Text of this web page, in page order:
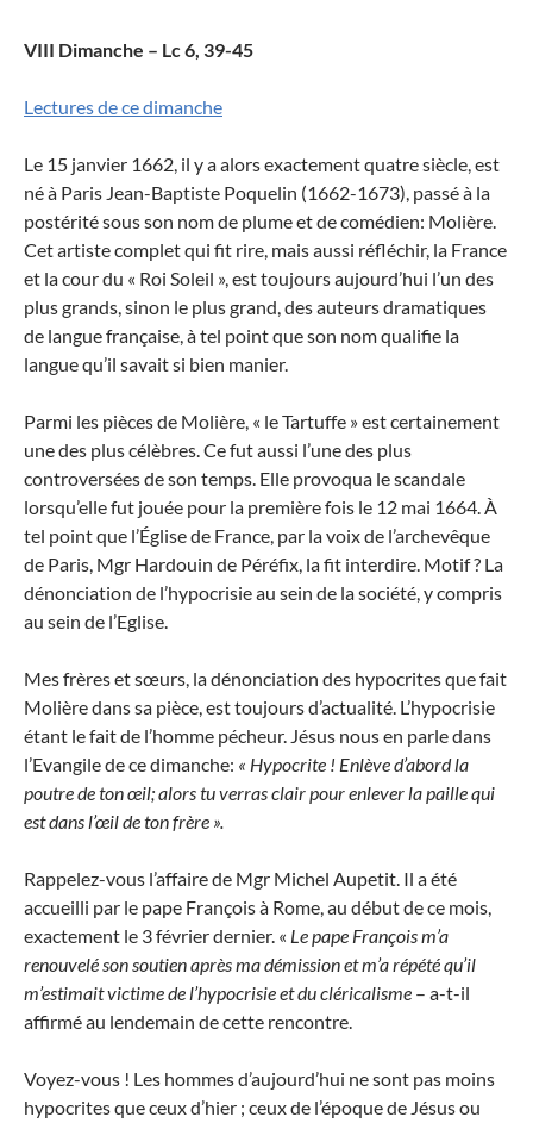
VIII Dimanche – Lc 6, 39-45
Lectures de ce dimanche
Le 15 janvier 1662, il y a alors exactement quatre siècle, est
né à Paris Jean-Baptiste Poquelin (1662-1673), passé à la
postérité sous son nom de plume et de comédien: Molière.
Cet artiste complet qui fit rire, mais aussi réfléchir, la France
et la cour du « Roi Soleil », est toujours aujourd’hui l’un des
plus grands, sinon le plus grand, des auteurs dramatiques
de langue française, à tel point que son nom qualifie la
langue qu’il savait si bien manier.
Parmi les pièces de Molière, « le Tartuffe » est certainement
une des plus célèbres. Ce fut aussi l’une des plus
controversées de son temps. Elle provoqua le scandale
lorsqu’elle fut jouée pour la première fois le 12 mai 1664. À
tel point que l’Église de France, par la voix de l’archevêque
de Paris, Mgr Hardouin de Péréfix, la fit interdire. Motif ? La
dénonciation de l’hypocrisie au sein de la société, y compris
au sein de l’Eglise.
Mes frères et sœurs, la dénonciation des hypocrites que fait
Molière dans sa pièce, est toujours d’actualité. L’hypocrisie
étant le fait de l’homme pécheur. Jésus nous en parle dans
l’Evangile de ce dimanche: « Hypocrite ! Enlève d’abord la
poutre de ton œil; alors tu verras clair pour enlever la paille qui
est dans l’œil de ton frère ».
Rappelez-vous l’affaire de Mgr Michel Aupetit. Il a été
accueilli par le pape François à Rome, au début de ce mois,
exactement le 3 février dernier. « Le pape François m’a
renouvelé son soutien après ma démission et m’a répété qu’il
m’estimait victime de l’hypocrisie et du cléricalisme – a-t-il
affirmé au lendemain de cette rencontre.
Voyez-vous ! Les hommes d’aujourd’hui ne sont pas moins
hypocrites que ceux d’hier ; ceux de l’époque de Jésus ou